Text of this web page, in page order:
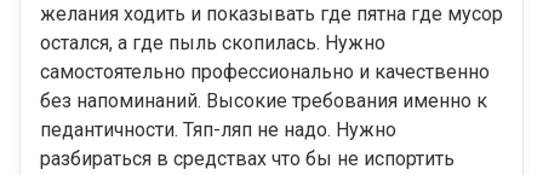
желания ходить и показывать где пятна где мусор
остался, а где пыль скопилась. Нужно
самостоятельно профессионально и качественно
без напоминаний. Высокие требования именно к
педантичности. Тяп-ляп не надо. Нужно
разбираться в средствах что бы не испортить